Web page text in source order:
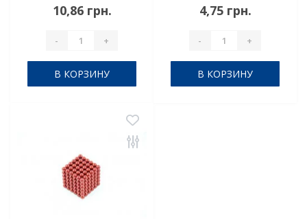
10,86 грн.
- +
В КОРЗИНУ
4,75 грн.
- +
В КОРЗИНУ